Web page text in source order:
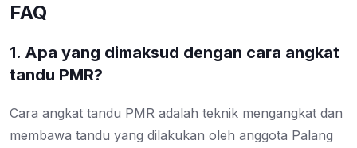
FAQ
1. Apa yang dimaksud dengan cara angkat
tandu PMR?
Cara angkat tandu PMR adalah teknik mengangkat dan
membawa tandu yang dilakukan oleh anggota Palang